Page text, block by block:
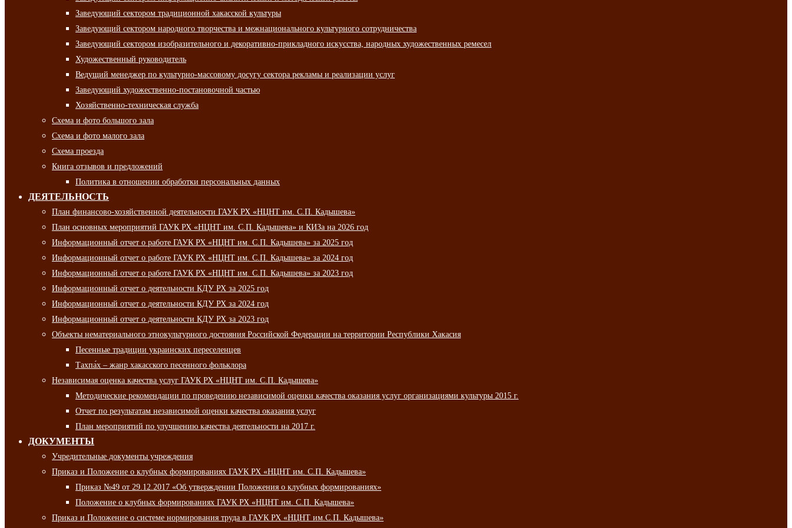
Заведующий сектором традиционной хакасской культуры
Заведующий сектором народного творчества и межнационального культурного сотрудничества
Заведующий сектором изобразительного и декоративно-прикладного искусства, народных художественных ремесел
Художественный руководитель
Ведущий менеджер по культурно-массовому досугу сектора рекламы и реализации услуг
Заведующий художественно-постановочной частью
Хозяйственно-техническая служба
Схема и фото большого зала
Схема и фото малого зала
Схема проезда
Книга отзывов и предложений
Политика в отношении обработки персональных данных
ДЕЯТЕЛЬНОСТЬ
План финансово-хозяйственной деятельности ГАУК РХ «НЦНТ им. С.П. Кадышева»
План основных мероприятий ГАУК РХ «НЦНТ им. С.П. Кадышева» и КИЗа на 2026 год
Информационный отчет о работе ГАУК РХ «НЦНТ им. С.П. Кадышева» за 2025 год
Информационный отчет о работе ГАУК РХ «НЦНТ им. С.П. Кадышева» за 2024 год
Информационный отчет о работе ГАУК РХ «НЦНТ им. С.П. Кадышева» за 2023 год
Информационный отчет о деятельности КДУ РХ за 2025 год
Информационный отчет о деятельности КДУ РХ за 2024 год
Информационный отчет о деятельности КДУ РХ за 2023 год
Объекты нематериального этнокультурного достояния Российской Федерации на территории Республики Хакасия
Песенные традиции украинских переселенцев
Тахпа́х – жанр хакасского песенного фольклора
Независимая оценка качества услуг ГАУК РХ «НЦНТ им. С.П. Кадышева»
Методические рекомендации по проведению независимой оценки качества оказания услуг организациями культуры 2015 г.
Отчет по результатам независимой оценки качества оказания услуг
План мероприятий по улучшению качества деятельности на 2017 г.
ДОКУМЕНТЫ
Учредительные документы учреждения
Приказ и Положение о клубных формированиях ГАУК РХ «НЦНТ им. С.П. Кадышева»
Приказ №49 от 29.12.2017 «Об утверждении Положения о клубных формированиях»
Положение о клубных формированиях ГАУК РХ «НЦНТ им. С.П. Кадышева»
Приказ и Положение о системе нормирования труда в ГАУК РХ «НЦНТ им.С.П. Кадышева»